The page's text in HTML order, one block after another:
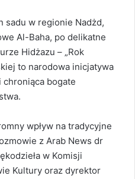
sadu w regionie Nadżd,
Al-Baha, po delikatne
Hidżazu – „Rok
to narodowa inicjatywa
chroniąca bogate
wpływ na tradycyjne
z Arab News dr
w Komisji
Kultury oraz dyrektor